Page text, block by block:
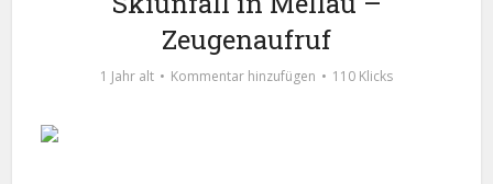
Zeugenaufruf
1 Jahr alt Kommentar hinzufügen 110 Klicks